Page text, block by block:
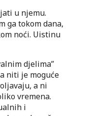
u njemu.
ga tokom dana,
noći. Uistinu
djelima”
niti je moguće
a ni
vremena.
i